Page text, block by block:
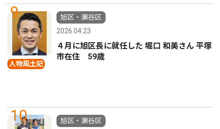
9
人物風土記
旭区・瀬谷区
2026.04.23
４月に旭区長に就任した 堀口 和美さん 平塚
市在住 59歳
10
旭区・瀬谷区